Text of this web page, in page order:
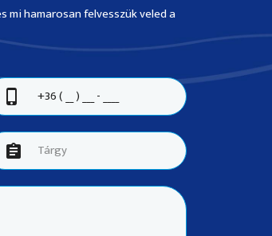
mi hamarosan felvesszük veled a